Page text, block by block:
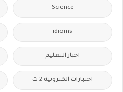
Science
idioms
اخبار التعليم
اختبارات الكترونية 2 ث